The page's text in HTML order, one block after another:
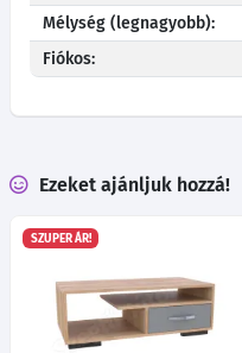
Mélység (legnagyobb):
Fiókos:
Ezeket ajánljuk hozzá!
SZUPER ÁR!